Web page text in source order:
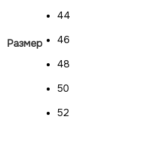
Размер
44
46
48
50
52